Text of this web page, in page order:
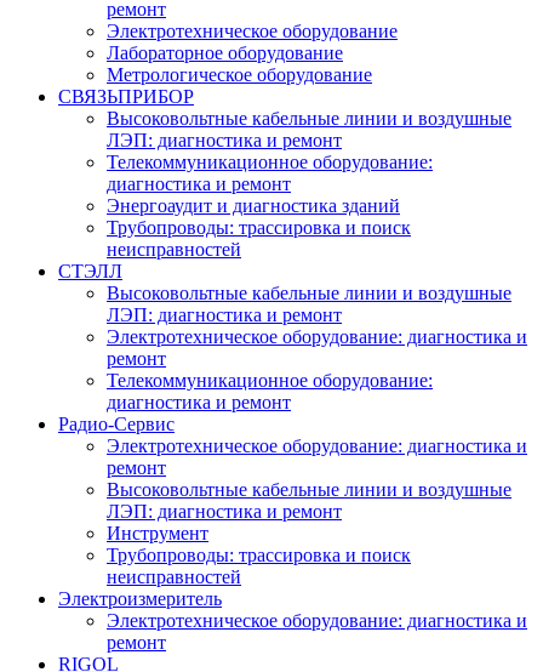
ремонт
Электротехническое оборудование
Лабораторное оборудование
Метрологическое оборудование
СВЯЗЬПРИБОР
Высоковольтные кабельные линии и воздушные
ЛЭП: диагностика и ремонт
Телекоммуникационное оборудование:
диагностика и ремонт
Энергоаудит и диагностика зданий
Трубопроводы: трассировка и поиск
неисправностей
СТЭЛЛ
Высоковольтные кабельные линии и воздушные
ЛЭП: диагностика и ремонт
Электротехническое оборудование: диагностика и
ремонт
Телекоммуникационное оборудование:
диагностика и ремонт
Радио-Cервис
Электротехническое оборудование: диагностика и
ремонт
Высоковольтные кабельные линии и воздушные
ЛЭП: диагностика и ремонт
Инструмент
Трубопроводы: трассировка и поиск
неисправностей
Электроизмеритель
Электротехническое оборудование: диагностика и
ремонт
RIGOL